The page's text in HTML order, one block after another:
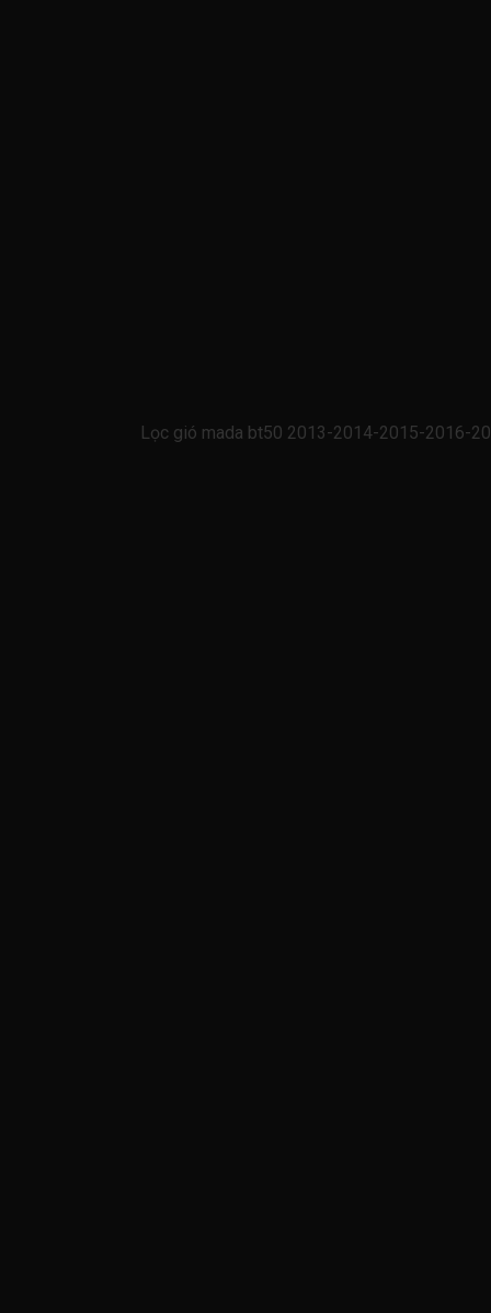
Lọc gió mada bt50 2013-2014-2015-2016-